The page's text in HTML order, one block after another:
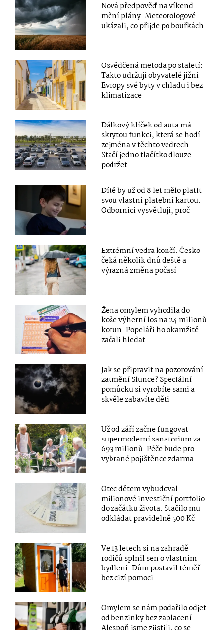
Nová předpověď na víkend
mění plány. Meteorologové
ukázali, co přijde po bouřkách
Osvědčená metoda po staletí:
Takto udržují obyvatelé jižní
Evropy své byty v chladu i bez
klimatizace
Dálkový klíček od auta má
skrytou funkci, která se hodí
zejména v těchto vedrech.
Stačí jedno tlačítko dlouze
podržet
Dítě by už od 8 let mělo platit
svou vlastní platební kartou.
Odborníci vysvětlují, proč
Extrémní vedra končí. Česko
čeká několik dnů deště a
výrazná změna počasí
Žena omylem vyhodila do
koše výherní los na 24 milionů
korun. Popeláři ho okamžitě
začali hledat
Jak se připravit na pozorování
zatmění Slunce? Speciální
pomůcku si vyrobíte sami a
skvěle zabavíte děti
Už od září začne fungovat
supermoderní sanatorium za
693 milionů. Péče bude pro
vybrané pojištěnce zdarma
Otec dětem vybudoval
milionové investiční portfolio
do začátku života. Stačilo mu
odkládat pravidelně 500 Kč
Ve 13 letech si na zahradě
rodičů splnil sen o vlastním
bydlení. Dům postavil téměř
bez cizí pomoci
Omylem se nám podařilo odjet
od benzinky bez zaplacení.